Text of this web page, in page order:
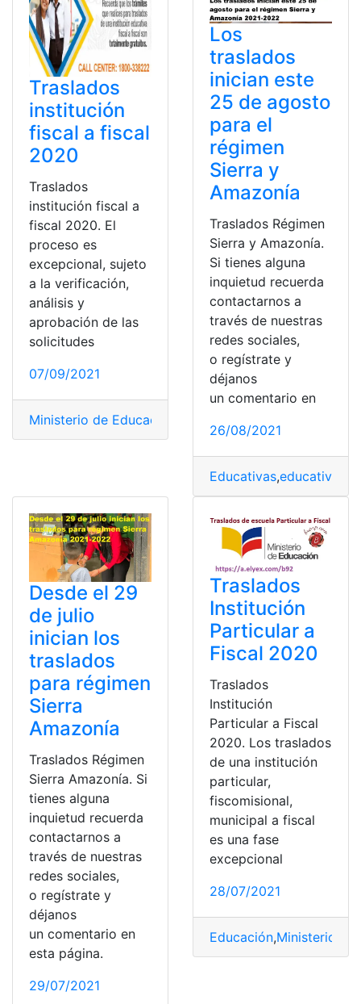
Traslados
institución
fiscal a fiscal
2020
Traslados
institución fiscal a
fiscal 2020. El
proceso es
excepcional, sujeto
a la verificación,
análisis y
aprobación de las
solicitudes
07/09/2021
Ministerio de Educación
Los
traslados
inician este
25 de agosto
para el
régimen
Sierra y
Amazonía
Traslados Régimen
Sierra y Amazonía.
Si tienes alguna
inquietud recuerda
contactarnos a
través de nuestras
redes sociales,
o regístrate y
déjanos
un comentario en
26/08/2021
Educativas,educativos
Desde el 29
de julio
inician los
traslados
para régimen
Sierra
Amazonía
Traslados Régimen
Sierra Amazonía. Si
tienes alguna
inquietud recuerda
contactarnos a
través de nuestras
redes sociales,
o regístrate y
déjanos
un comentario en
esta página.
29/07/2021
Traslados
Institución
Particular a
Fiscal 2020
Traslados
Institución
Particular a Fiscal
2020. Los traslados
de una institución
particular,
fiscomisional,
municipal a fiscal
es una fase
excepcional
28/07/2021
Educación,Ministerio de